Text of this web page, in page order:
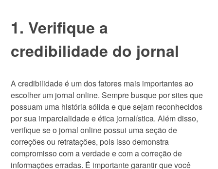
1. Verifique a
credibilidade do jornal
A credibilidade é um dos fatores mais importantes ao
escolher um jornal online. Sempre busque por sites que
possuam uma história sólida e que sejam reconhecidos
por sua imparcialidade e ética jornalística. Além disso,
verifique se o jornal online possui uma seção de
correções ou retratações, pois isso demonstra
compromisso com a verdade e com a correção de
informações erradas. É importante garantir que você